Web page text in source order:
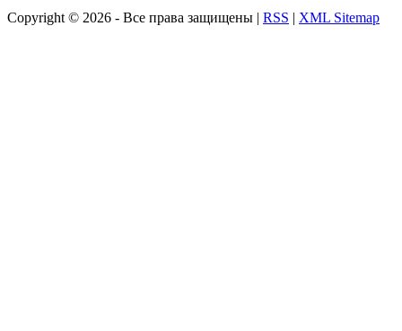
Copyright © 2026 - Все права защищены | RSS | XML Sitemap